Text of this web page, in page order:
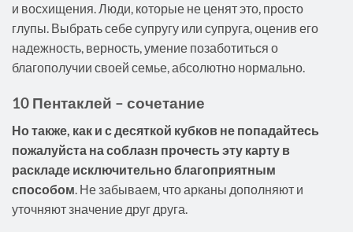
и восхищения. Люди, которые не ценят это, просто
глупы. Выбрать себе супругу или супруга, оценив его
надежность, верность, умение позаботиться о
благополучии своей семье, абсолютно нормально.
10 Пентаклей – сочетание
Но также, как и с десяткой кубков не попадайтесь
пожалуйста на соблазн прочесть эту карту в
раскладе исключительно благоприятным
способом . Не забываем, что арканы дополняют и
уточняют значение друг друга.